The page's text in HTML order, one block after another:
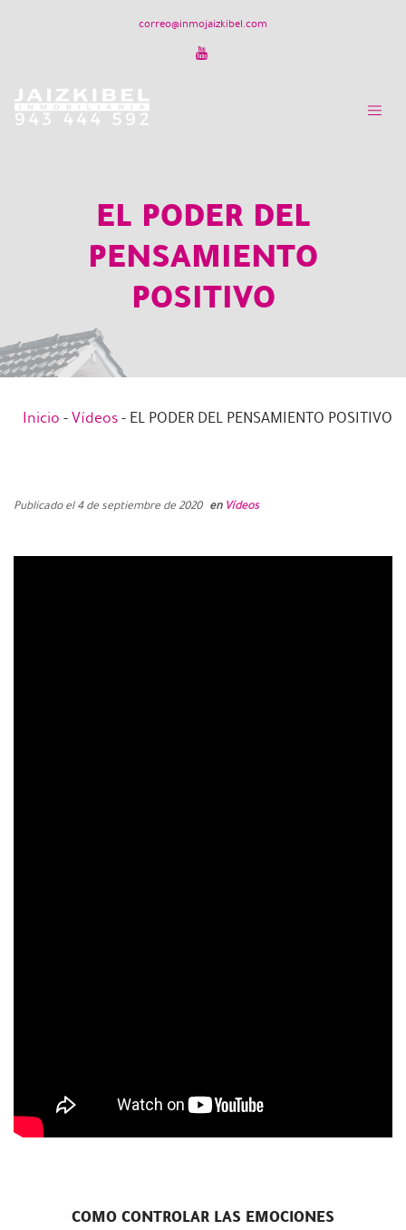
correo@inmojaizkibel.com
EL PODER DEL
PENSAMIENTO
POSITIVO
Inicio -Vídeos- EL PODER DEL PENSAMIENTO POSITIVO
Publicado el 4 de septiembre de 2020 en Vídeos
COMO CONTROLAR LAS EMOCIONES